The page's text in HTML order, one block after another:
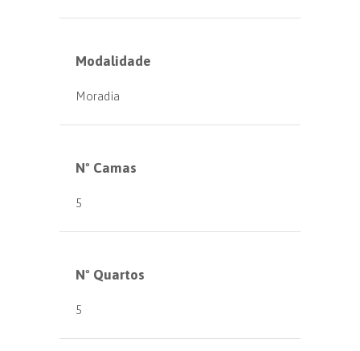
Modalidade
Moradia
Nº Camas
5
Nº Quartos
5